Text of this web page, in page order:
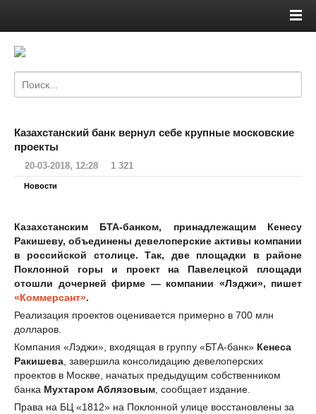
Казахстанский банк вернул себе крупные московские
проекты
20-03-2018, 12:28 1 321
Новости
Казахстанским БТА-банком, принадлежащим Кенесу
Ракишеву, объединены девелоперские активы компании
в российской столице. Так, две площадки в районе
Поклонной горы и проект на Павелецкой площади
отошли дочерней фирме — компании «Лэджи», пишет
«Коммерсант».
Реализация проектов оценивается примерно в 700 млн
долларов.
Компания «Лэджи», входящая в группу «БТА-банк» Кенеса
Ракишева , завершила консолидацию девелоперских
проектов в Москве, начатых предыдущим собственником
банка Мухтаром Аблязовым , сообщает издание.
Права на БЦ «1812» на Поклонной улице восстановлены за